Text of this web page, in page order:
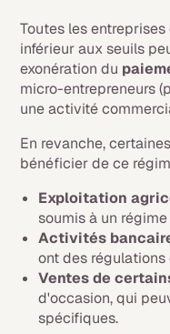
Toutes les
inférieur aux seuils
exonération du
micro-entrepreneurs
une activité
En revanche,
bénéficier de ce
Exploitation
soumis à un
Activités
ont des
Ventes de
d'occasion, qui
spécifiques.